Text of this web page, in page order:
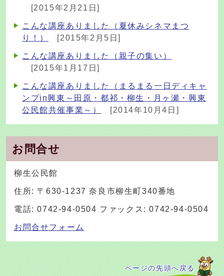
[2015年2月21日]
こんな講座ありました（夏休みシネマまつ
り！）
[2015年2月5日]
こんな講座ありました（親子の集い）
[2015年1月17日]
こんな講座ありました（まるまる一日ディキャ
ンプin興東～田原・都祁・柳生・月ヶ瀬・興東
公民館共催事業～）
[2014年10月4日]
お問合せ
柳生公民館
住所: 〒630-1237 奈良市柳生町340番地
電話: 0742-94-0504 ファックス: 0742-94-0504
お問合せフォーム
ページの先頭へ戻る